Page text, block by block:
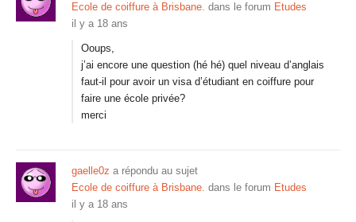
Ecole de coiffure à Brisbane. dans le forum Etudes
il y a 18 ans
Ooups,
j’ai encore une question (hé hé) quel niveau d’anglais
faut-il pour avoir un visa d’étudiant en coiffure pour
faire une école privée?
merci
gaelle0z a répondu au sujet
Ecole de coiffure à Brisbane. dans le forum Etudes
il y a 18 ans